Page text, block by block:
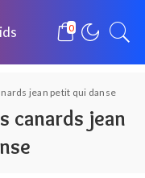
0
jean petit qui danse
canards jean